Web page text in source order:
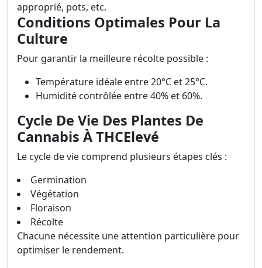
approprié, pots, etc.
Conditions Optimales Pour La
Culture
Pour garantir la meilleure récolte possible :
Température idéale entre 20°C et 25°C.
Humidité contrôlée entre 40% et 60%.
Cycle De Vie Des Plantes De
Cannabis À THCElevé
Le cycle de vie comprend plusieurs étapes clés :
Germination
Végétation
Floraison
Récolte
Chacune nécessite une attention particulière pour
optimiser le rendement.